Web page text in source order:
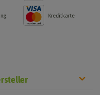
Kreditkarte